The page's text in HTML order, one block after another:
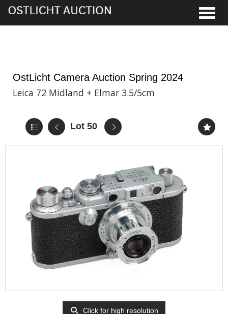
OstLicht Camera Auction Spring 2024
Leica 72 Midland + Elmar 3.5/5cm
Lot 50
Click for high resolution